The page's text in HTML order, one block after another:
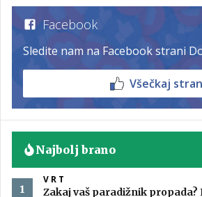
Facebook
Sledite nam na Facebook strani
Všečkaj stran
Najbolj brano
VRT
Zakaj vaš paradižnik propada?